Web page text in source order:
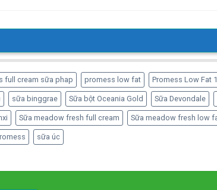
full cream sữa phap promess low fat Promess Low Fat
sữa binggrae Sữa bột Oceania Gold Sữa Devondale
Sữa meadow fresh full cream Sữa meadow fresh low
sữa úc